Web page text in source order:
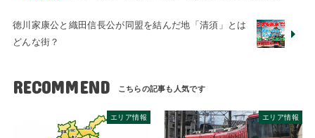
徳川家康公と織田信長公が同盟を結んだ地「清須」とは
どんな街？
RECOMMEND
エリア情報 エリア情報